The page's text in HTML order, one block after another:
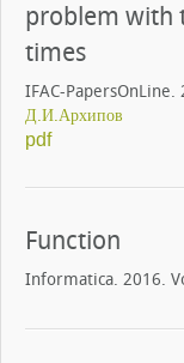
problem with
times
IFAC-
Д.И.Архипов
pdf
Function
Informatica. 2016.